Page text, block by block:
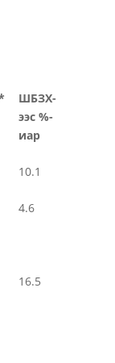
ШБЗХ-
ээс %-
иар
10.1
4.6
16.5